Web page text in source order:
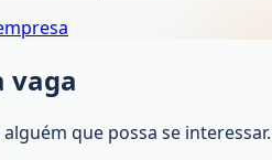
vaga
que possa se interessar.